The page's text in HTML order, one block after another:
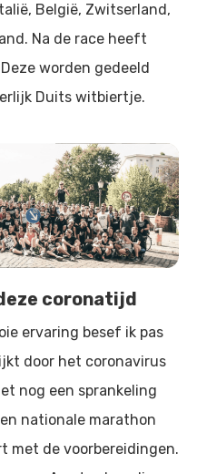
België, Zwitserland,
Na de race heeft
worden gedeeld
Duits witbiertje.
coronatijd
ervaring besef ik pas
door het coronavirus
nog een sprankeling
nationale marathon
met de voorbereidingen.